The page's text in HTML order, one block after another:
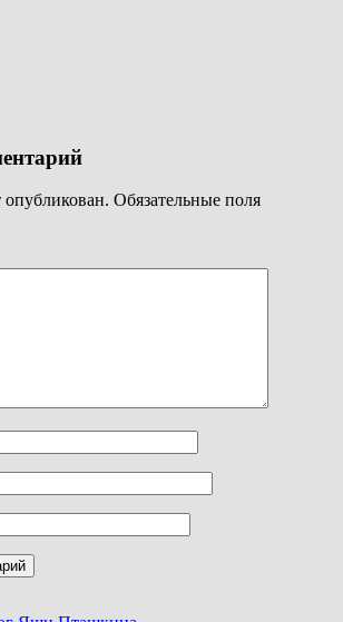
Обязательные поля